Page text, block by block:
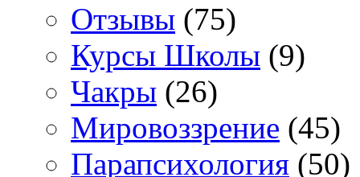
Отзывы (75)
Курсы Школы (9)
Чакры (26)
Мировоззрение (45)
Парапсихология (50)